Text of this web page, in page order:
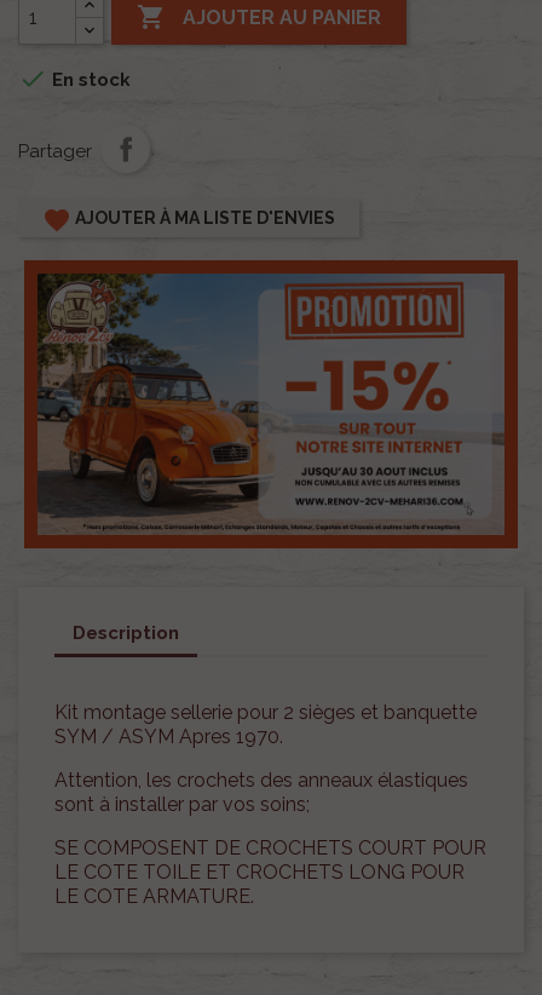
 AJOUTER AU PANIER
 En stock
Partager
favorite AJOUTER À MA LISTE D'ENVIES
Description
Kit montage sellerie pour 2 sièges et banquette
SYM / ASYM Apres 1970.
Attention, les crochets des anneaux élastiques
sont à installer par vos soins;
SE COMPOSENT DE CROCHETS COURT POUR
LE COTE TOILE ET CROCHETS LONG POUR
LE COTE ARMATURE.